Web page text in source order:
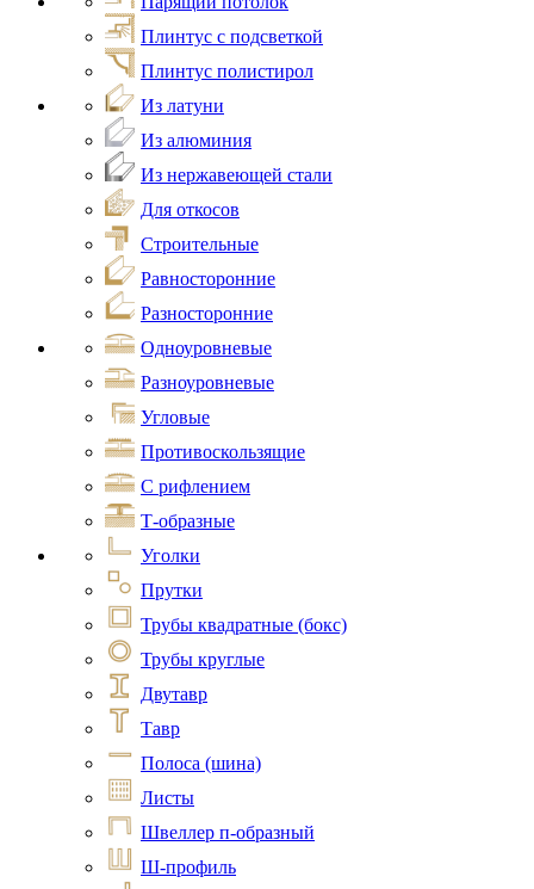
Плинтус с подсветкой
Плинтус полистирол
Из латуни
Из алюминия
Из нержавеющей стали
Для откосов
Строительные
Равносторонние
Разносторонние
Одноуровневые
Разноуровневые
Угловые
Противоскользящие
С рифлением
Т-образные
Уголки
Прутки
Трубы квадратные (бокс)
Трубы круглые
Двутавр
Тавр
Полоса (шина)
Листы
Швеллер п-образный
Ш-профиль